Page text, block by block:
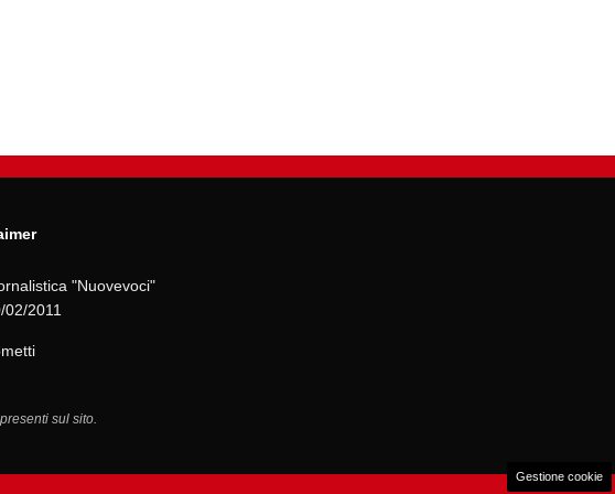
"Nuovevoci"
2011
sul sito.
Gestione cookie